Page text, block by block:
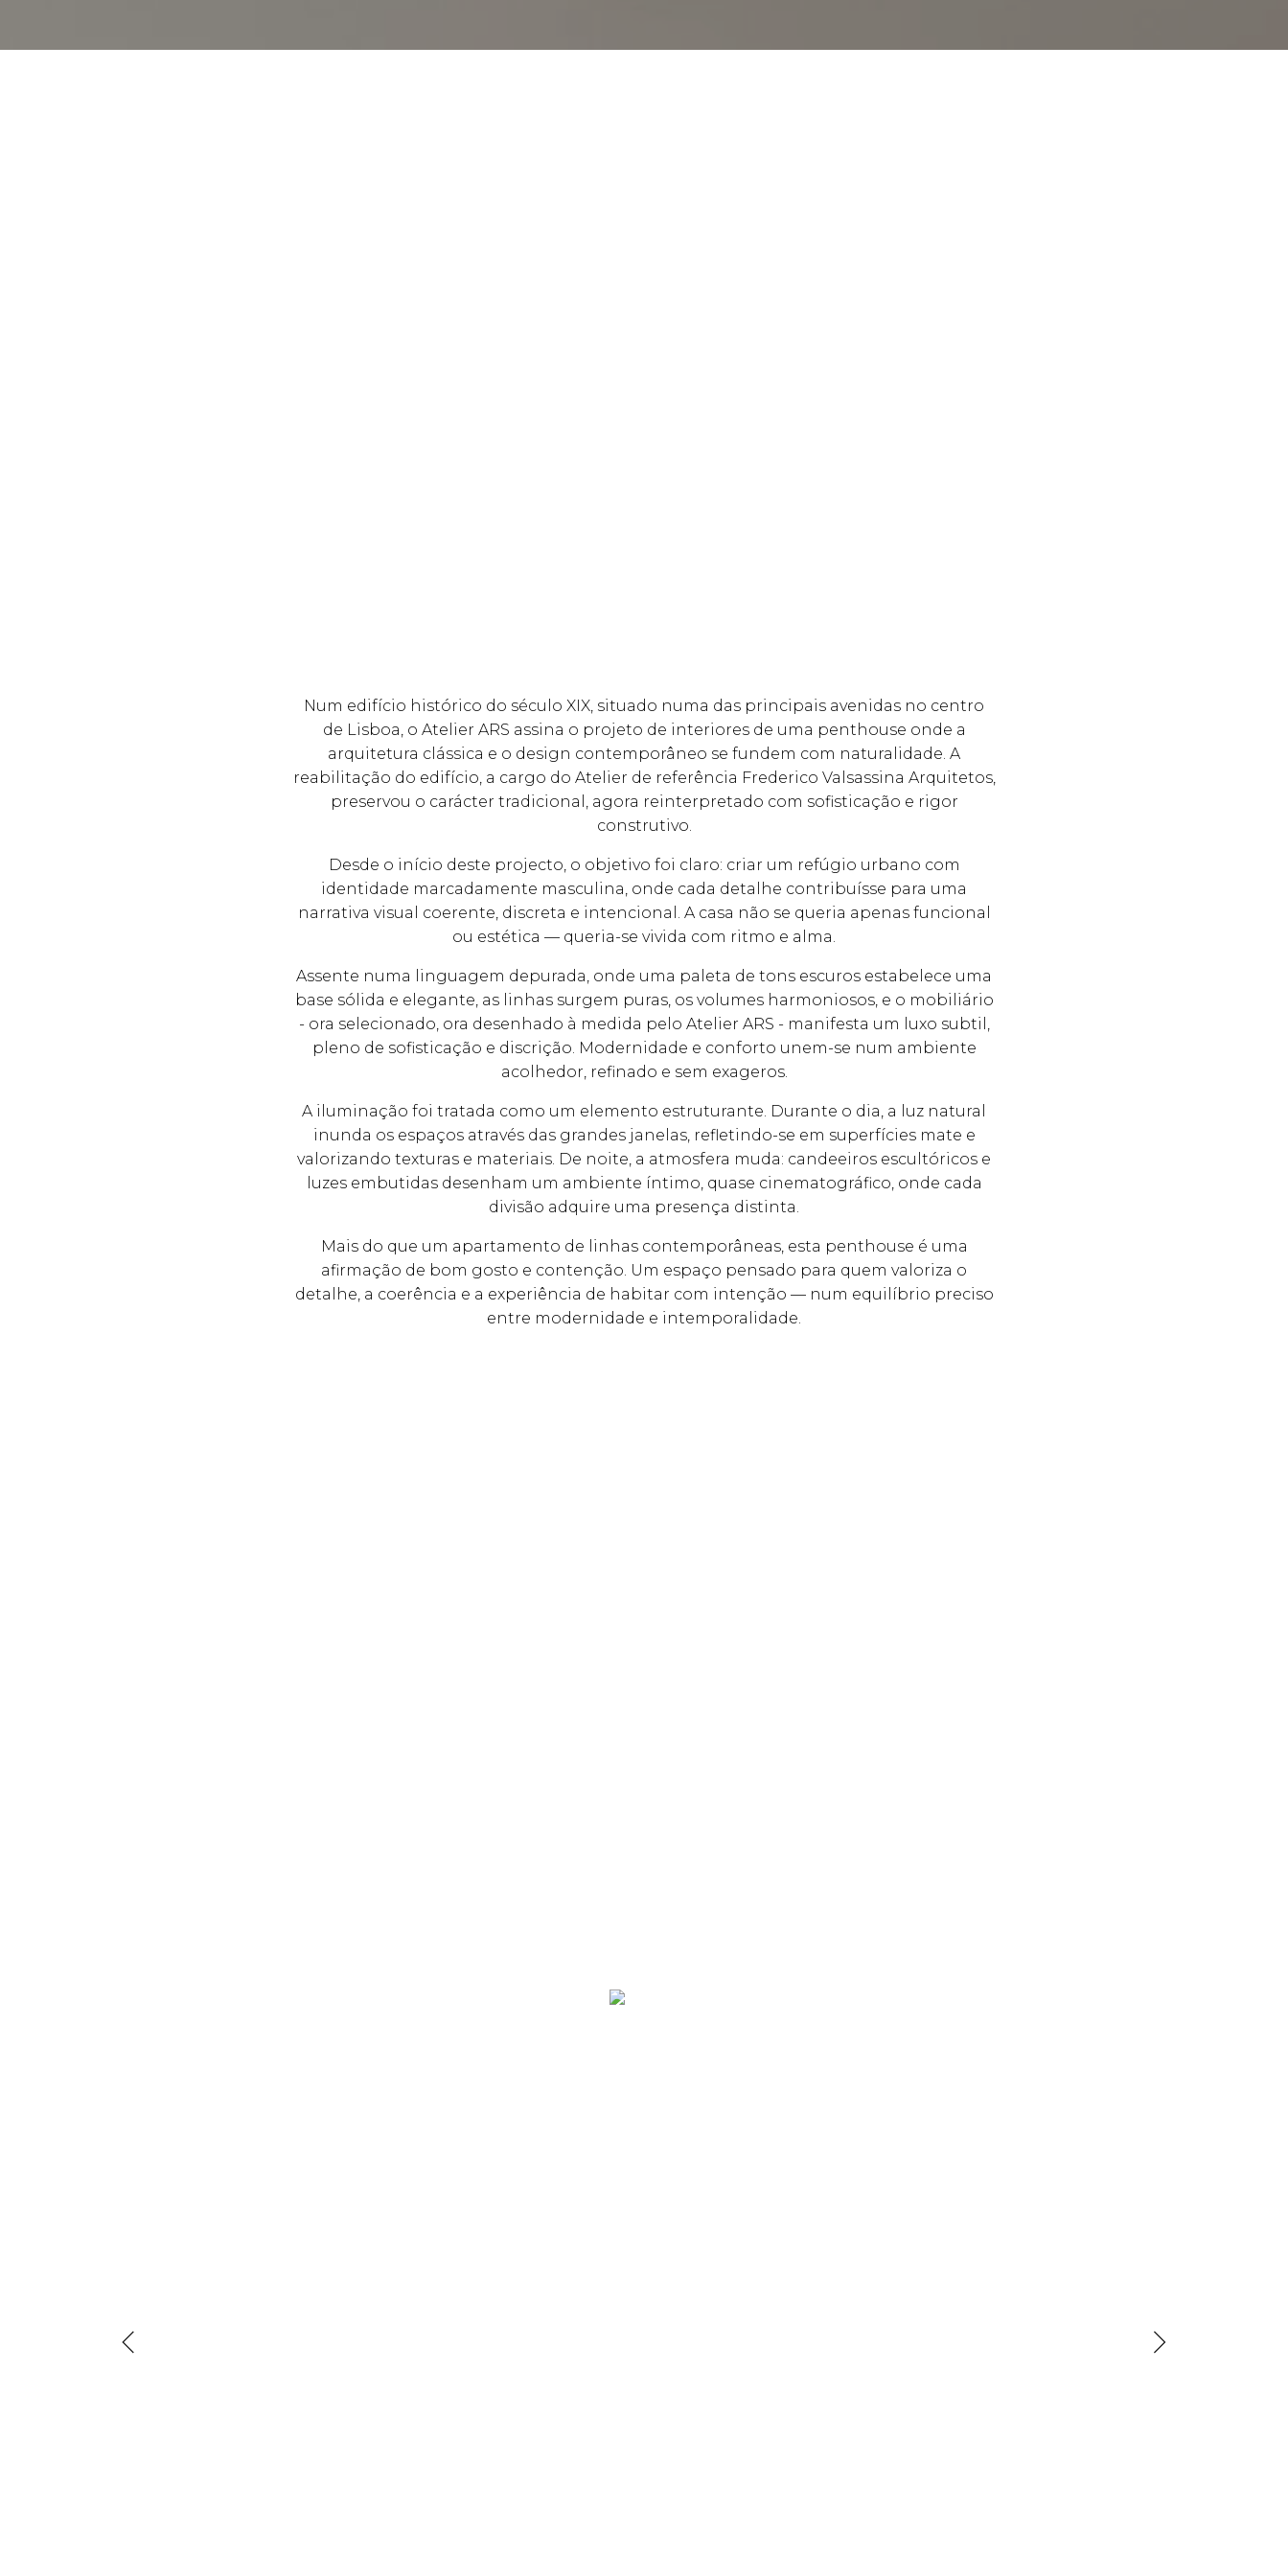
Num edifício histórico do século XIX, situado numa das principais avenidas no centro
de Lisboa, o Atelier ARS assina o projeto de interiores de uma penthouse onde a
arquitetura clássica e o design contemporâneo se fundem com naturalidade. A
reabilitação do edifício, a cargo do Atelier de referência Frederico Valsassina Arquitetos,
preservou o carácter tradicional, agora reinterpretado com sofisticação e rigor
construtivo.
Desde o início deste projecto, o objetivo foi claro: criar um refúgio urbano com
identidade marcadamente masculina, onde cada detalhe contribuísse para uma
narrativa visual coerente, discreta e intencional. A casa não se queria apenas funcional
ou estética — queria-se vivida com ritmo e alma.
Assente numa linguagem depurada, onde uma paleta de tons escuros estabelece uma
base sólida e elegante, as linhas surgem puras, os volumes harmoniosos, e o mobiliário
- ora selecionado, ora desenhado à medida pelo Atelier ARS - manifesta um luxo subtil,
pleno de sofisticação e discrição. Modernidade e conforto unem-se num ambiente
acolhedor, refinado e sem exageros.
A iluminação foi tratada como um elemento estruturante. Durante o dia, a luz natural
inunda os espaços através das grandes janelas, refletindo-se em superfícies mate e
valorizando texturas e materiais. De noite, a atmosfera muda: candeeiros escultóricos e
luzes embutidas desenham um ambiente íntimo, quase cinematográfico, onde cada
divisão adquire uma presença distinta.
Mais do que um apartamento de linhas contemporâneas, esta penthouse é uma
afirmação de bom gosto e contenção. Um espaço pensado para quem valoriza o
detalhe, a coerência e a experiência de habitar com intenção — num equilíbrio preciso
entre modernidade e intemporalidade.